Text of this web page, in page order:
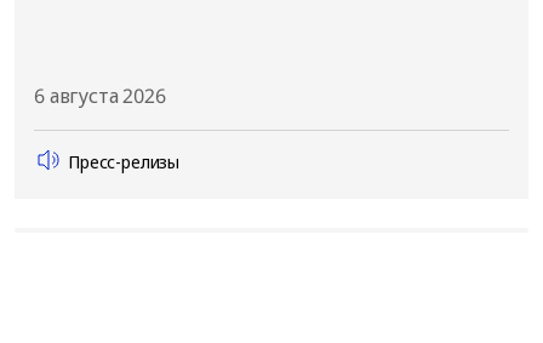
6 августа 2026
Пресс-релизы